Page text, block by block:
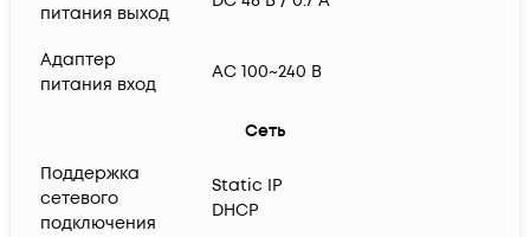
питания выход
Адаптер
питания вход
AC 100~240 В
Сеть
Поддержка
сетевого
подключения
Static IP
DHCP